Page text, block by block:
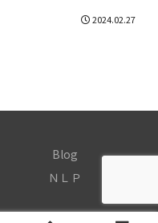
2024.02.27
Blog
ＮＬＰ